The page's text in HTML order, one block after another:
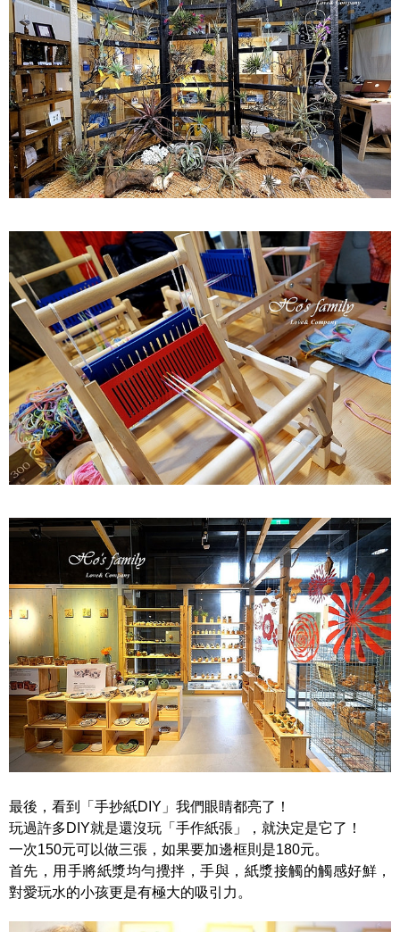
最後，看到「手抄紙DIY」我們眼睛都亮了！
玩過許多DIY就是還沒玩「手作紙張」，就決定是它了！
一次150元可以做三張，如果要加邊框則是180元。
首先，用手將紙漿均勻攪拌，手與，紙漿接觸的觸感好鮮，
對愛玩水的小孩更是有極大的吸引力。